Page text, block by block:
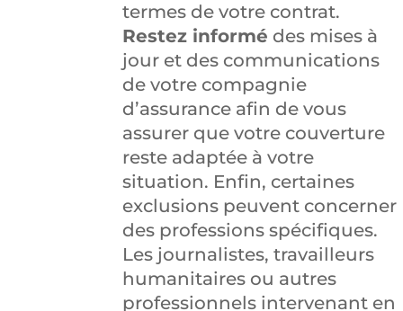
termes de votre contrat.
Restez informé des mises à
jour et des communications
de votre compagnie
d’assurance afin de vous
assurer que votre couverture
reste adaptée à votre
situation. Enfin, certaines
exclusions peuvent concerner
des professions spécifiques.
Les journalistes, travailleurs
humanitaires ou autres
professionnels intervenant en